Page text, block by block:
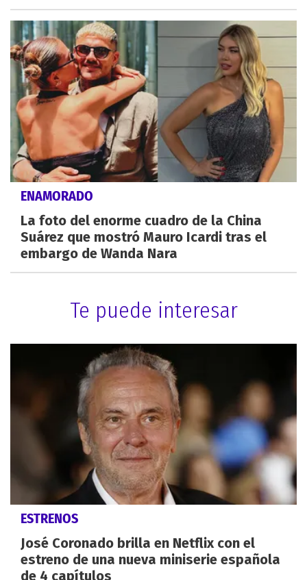
ENAMORADO
La foto del enorme cuadro de la China
Suárez que mostró Mauro Icardi tras el
embargo de Wanda Nara
Te puede interesar
ESTRENOS
José Coronado brilla en Netflix con el
estreno de una nueva miniserie española
de 4 capítulos